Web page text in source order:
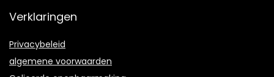
Verklaringen
Privacybeleid
algemene voorwaarden